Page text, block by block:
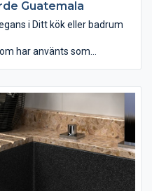
Guatemala
i Ditt kök eller badrum
har använts som
mjukt och lyxigt intryck.
marmor som
som fönsterbräda. Det
när det gäller marmor
och prickiga. Vanligen är
dessutom mindre porösa,
fläckar. Behandling av sten
bänkskivan mot fläckar